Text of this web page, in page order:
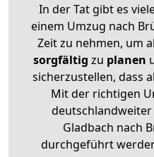
In der Tat gibt es
einem Umzug nach
Zeit zu nehmen, um
sorgfältig zu planen
sicherzustellen, dass
Mit der richtigen
Gladbach nach
durchgeführt